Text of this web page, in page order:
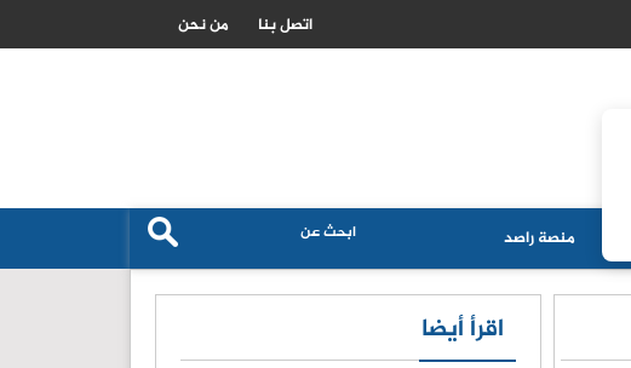
السعودية تتاهب لتصبح مركزا عالميا لتدفقات راس المال الاسلامي
من نحن اتصل بنا
منصة راصد
اقرأ أيضا